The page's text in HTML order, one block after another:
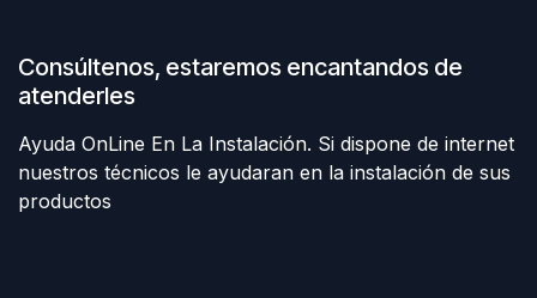
Consúltenos, estaremos encantandos de
atenderles
Ayuda OnLine En La Instalación. Si dispone de internet
nuestros técnicos le ayudaran en la instalación de sus
productos